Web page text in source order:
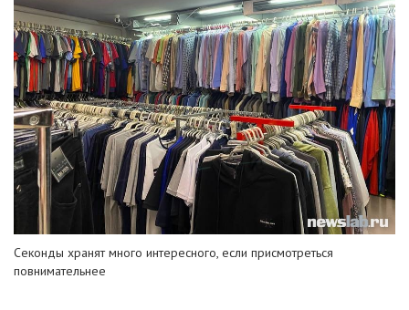
Секонды хранят много интересного, если присмотреться
повнимательнее